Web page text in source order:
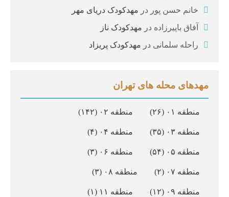
خانم حسن پور در مهدکودک دریای مهر
آفاق باپیرزاده در مهدکودک ناز
راحله سلمانی در مهدکودک پریزاد
مهدهای محله های تهران
منطقه ۰۱ (۲۶) منطقه ۰۲ (۱۴۲)
منطقه ۰۳ (۳۵) منطقه ۰۴ (۴)
منطقه ۰۵ (۵۴) منطقه ۰۶ (۳)
منطقه ۰۷ (۲) منطقه ۰۸ (۳)
منطقه ۰۹ (۱۲) منطقه ۱۱ (۱)